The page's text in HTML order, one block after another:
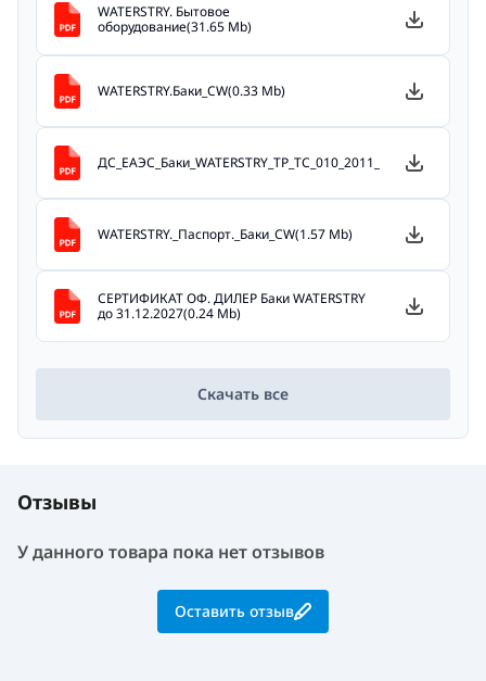
WATERSTRY. Бытовое
оборудование(31.65 Mb)
WATERSTRY.Баки_CW(0.33 Mb)
WATERSTRY._Паспорт._Баки_CW(1.57 Mb)
СЕРТИФИКАТ ОФ. ДИЛЕР Баки WATERSTRY
до 31.12.2027(0.24 Mb)
Скачать все
Отзывы
У данного товара пока нет отзывов
Оставить отзыв